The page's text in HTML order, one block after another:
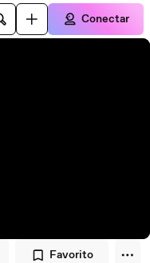
Conectar
Favorito